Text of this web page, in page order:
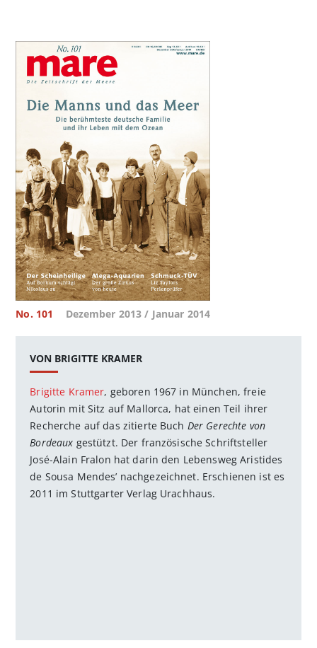
No. 101 Dezember 2013 / Januar 2014
VON BRIGITTE KRAMER
Brigitte Kramer, geboren 1967 in München, freie
Autorin mit Sitz auf Mallorca, hat einen Teil ihrer
Recherche auf das zitierte Buch Der Gerechte von
Bordeaux gestützt. Der französische Schriftsteller
José-Alain Fralon hat darin den Lebensweg Aristides
de Sousa Mendes’ nachgezeichnet. Erschienen ist es
2011 im Stuttgarter Verlag Urachhaus.